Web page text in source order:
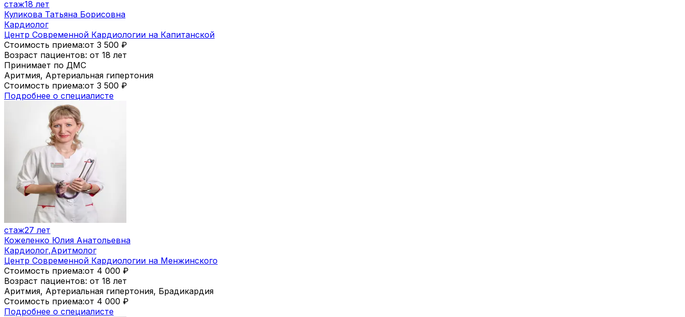
стаж18 лет
Куликова Татьяна Борисовна
Кардиолог
Центр Современной Кардиологии на Капитанской
Стоимость приема:от 3 500 ₽
Возраст пациентов: от 18 лет
Принимает по ДМС
Аритмия, Артериальная гипертония
Стоимость приема:от 3 500 ₽
Подробнее о специалисте
стаж27 лет
Кожеленко Юлия Анатольевна
Кардиолог,Аритмолог
Центр Современной Кардиологии на Менжинского
Стоимость приема:от 4 000 ₽
Возраст пациентов: от 18 лет
Аритмия, Артериальная гипертония, Брадикардия
Стоимость приема:от 4 000 ₽
Подробнее о специалисте